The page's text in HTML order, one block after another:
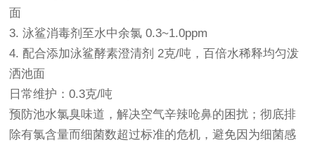
面
3. 泳鲨消毒剂至水中余氯 0.3~1.0ppm
4. 配合添加泳鲨酵素澄清剂 2克/吨，百倍水稀释均匀泼
洒池面
日常维护：0.3克/吨
预防池水氯臭味道，解决空气辛辣呛鼻的困扰；彻底排
除有氯含量而细菌数超过标准的危机，避免因为细菌感